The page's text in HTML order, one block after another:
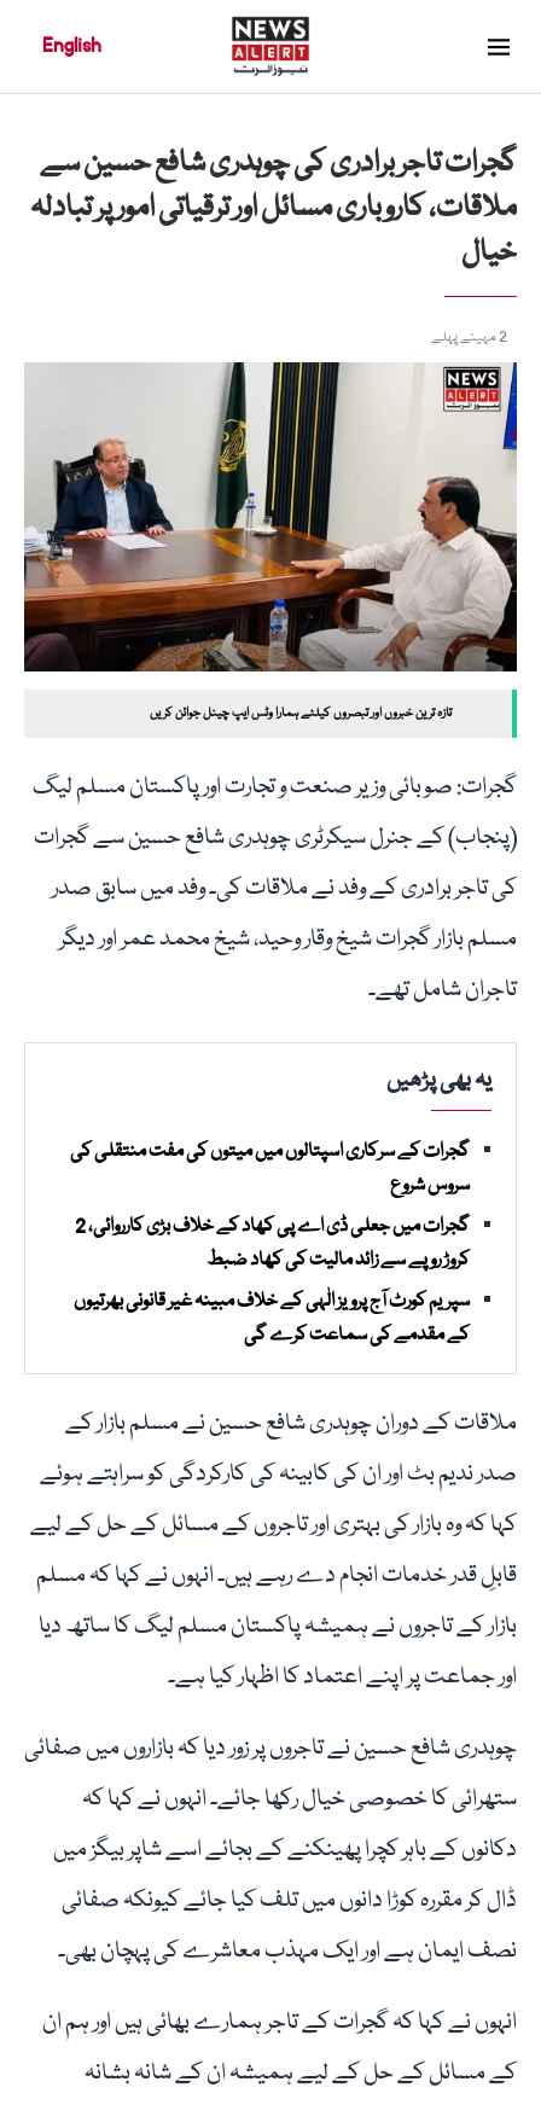
English
گجرات تاجر برادری کی چوہدری شافع حسین سے
ملاقات، کاروباری مسائل اور ترقیاتی امور پر تبادلہ
خیال
2 مہینے پہلے
تازہ ترین خبروں اور تبصروں کیلئے ہمارا وٹس ایپ چینل جوائن کریں
گجرات: صوبائی وزیر صنعت و تجارت اور پاکستان مسلم لیگ
(پنجاب) کے جنرل سیکرٹری چوہدری شافع حسین سے گجرات
کی تاجر برادری کے وفد نے ملاقات کی۔ وفد میں سابق صدر
مسلم بازار گجرات شیخ وقار وحید، شیخ محمد عمر اور دیگر
تاجران شامل تھے۔
یہ بھی پڑھیں
گجرات کے سرکاری اسپتالوں میں میتوں کی مفت منتقلی کی
سروس شروع
گجرات میں جعلی ڈی اے پی کھاد کے خلاف بڑی کارروائی، 2
کروڑ روپے سے زائد مالیت کی کھاد ضبط
سپریم کورٹ آج پرویز الٰہی کے خلاف مبینہ غیر قانونی بھرتیوں
کے مقدمے کی سماعت کرے گی
ملاقات کے دوران چوہدری شافع حسین نے مسلم بازار کے
صدر ندیم بٹ اور ان کی کابینہ کی کارکردگی کو سراہتے ہوئے
کہا کہ وہ بازار کی بہتری اور تاجروں کے مسائل کے حل کے لیے
قابلِ قدر خدمات انجام دے رہے ہیں۔ انہوں نے کہا کہ مسلم
بازار کے تاجروں نے ہمیشہ پاکستان مسلم لیگ کا ساتھ دیا
اور جماعت پر اپنے اعتماد کا اظہار کیا ہے۔
چوہدری شافع حسین نے تاجروں پر زور دیا کہ بازاروں میں صفائی
ستھرائی کا خصوصی خیال رکھا جائے۔ انہوں نے کہا کہ
دکانوں کے باہر کچرا پھینکنے کے بجائے اسے شاپر بیگز میں
ڈال کر مقررہ کوڑا دانوں میں تلف کیا جائے کیونکہ صفائی
نصف ایمان ہے اور ایک مہذب معاشرے کی پہچان بھی۔
انہوں نے کہا کہ گجرات کے تاجر ہمارے بھائی ہیں اور ہم ان
کے مسائل کے حل کے لیے ہمیشہ ان کے شانہ بشانہ